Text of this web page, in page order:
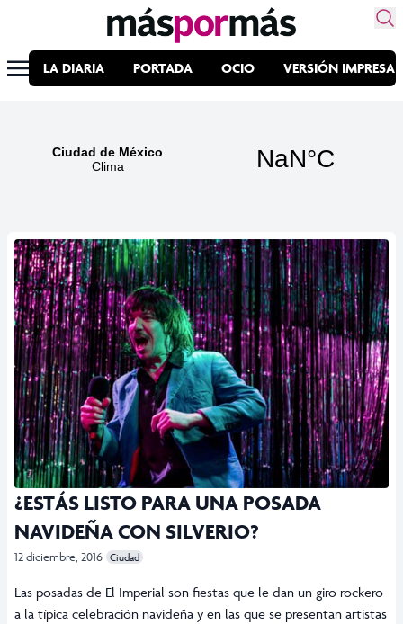
LA DIARIA PORTADA OCIO VERSIÓN IMPRESA
¿ESTÁS LISTO PARA UNA POSADA
NAVIDEÑA CON SILVERIO?
12 diciembre, 2016 Ciudad
Las posadas de El Imperial son fiestas que le dan un giro rockero
a la típica celebración navideña y en las que se presentan artistas